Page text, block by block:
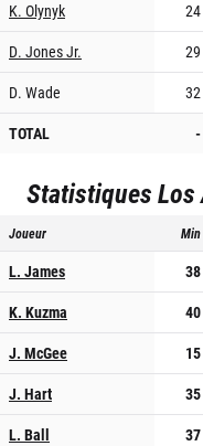
K. Olynyk
24
D. Jones Jr.
29
D. Wade
32
TOTAL
-
StatistiquesLos
Joueur Min
L. James 38
K. Kuzma
40
J. McGee
15
J. Hart
35
L. Ball
37